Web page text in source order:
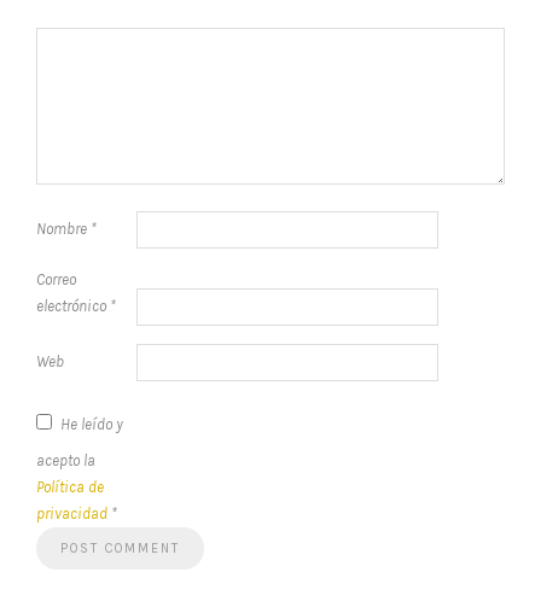
Nombre *
Correo
electrónico *
Web
He leído y
acepto la
Política de
privacidad *